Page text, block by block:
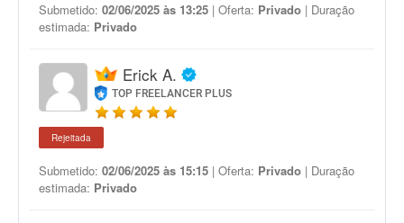
Submetido: 02/06/2025 às 13:25 | Oferta: Privado | Duração
estimada: Privado
Erick A.
TOP FREELANCER PLUS
Rejeitada
Submetido: 02/06/2025 às 15:15 | Oferta: Privado | Duração
estimada: Privado